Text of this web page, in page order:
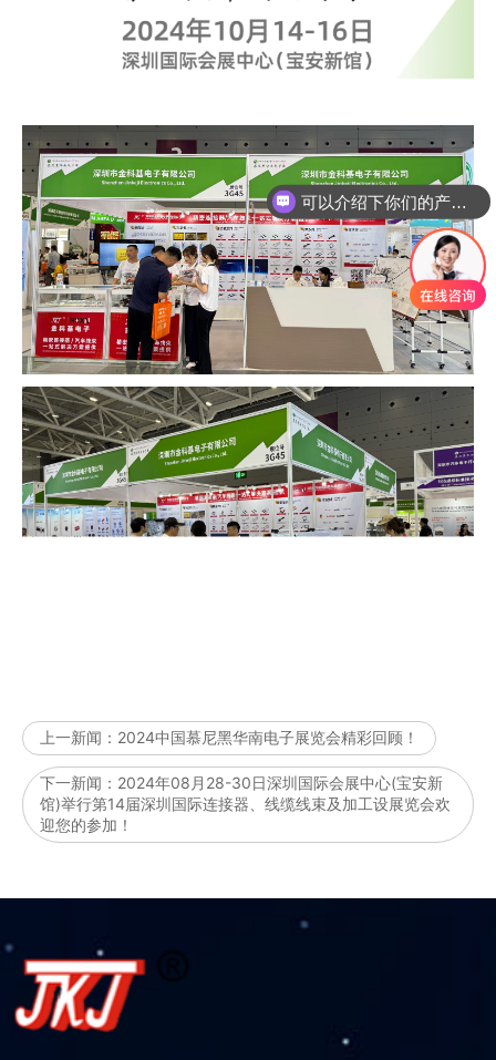
上一新闻： 2024中国慕尼黑华南电子展览会精彩回顾！
下一新闻： ​2024年08月28-30日深圳国际会展中心(宝安新
馆)举行第14届深圳国际连接器、线缆线束及加工设展览会欢
迎您的参加！
可以介绍下你们的产品么